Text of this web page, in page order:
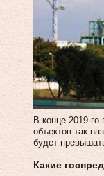
В конце 2019-
объектов так
будет
Какие